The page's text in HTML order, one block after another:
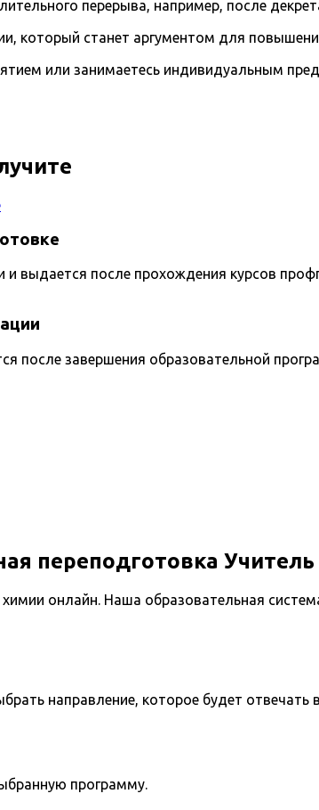
перерыва, например, после
который станет аргументом для
или занимаетесь индивидуальным
и выдается после прохождения курсов
после завершения образовательной
переподготовка
онлайн. Наша образовательная
направление, которое будет
программу.